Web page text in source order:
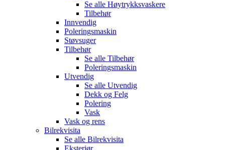
Se alle Høytrykksvaskere
Tilbehør
Innvendig
Poleringsmaskin
Støvsuger
Tilbehør
Se alle Tilbehør
Poleringsmaskin
Utvendig
Se alle Utvendig
Dekk og Felg
Polering
Vask
Vask og rens
Bilrekvisita
Se alle Bilrekvisita
Eksteriør